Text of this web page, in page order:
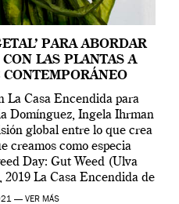
PARA ABORDAR
LAS PLANTAS A
La Casa Encendida para
Domínguez, Ingela Ihrman
global entre lo que crea
creamos como especia
Day: Gut Weed (Ulva
La Casa Encendida de
[…]
— VER MÁS